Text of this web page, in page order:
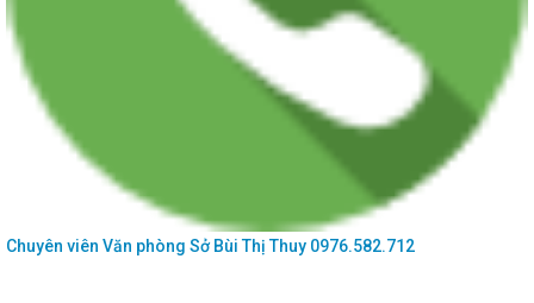
Chuyên viên Văn phòng SởBùi Thị Thuy 0976.582.712